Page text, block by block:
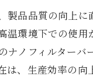
品品質の向上に
環境下での使用
ノフィルターバ
、生産効率の向